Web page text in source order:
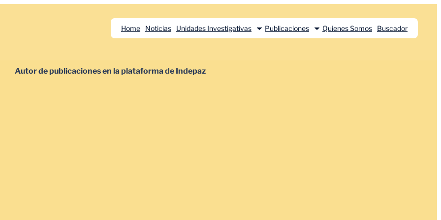
Home Noticias Unidades Investigativas Publicaciones Quienes Somos Buscador
Autor de publicaciones en la plataforma de Indepaz